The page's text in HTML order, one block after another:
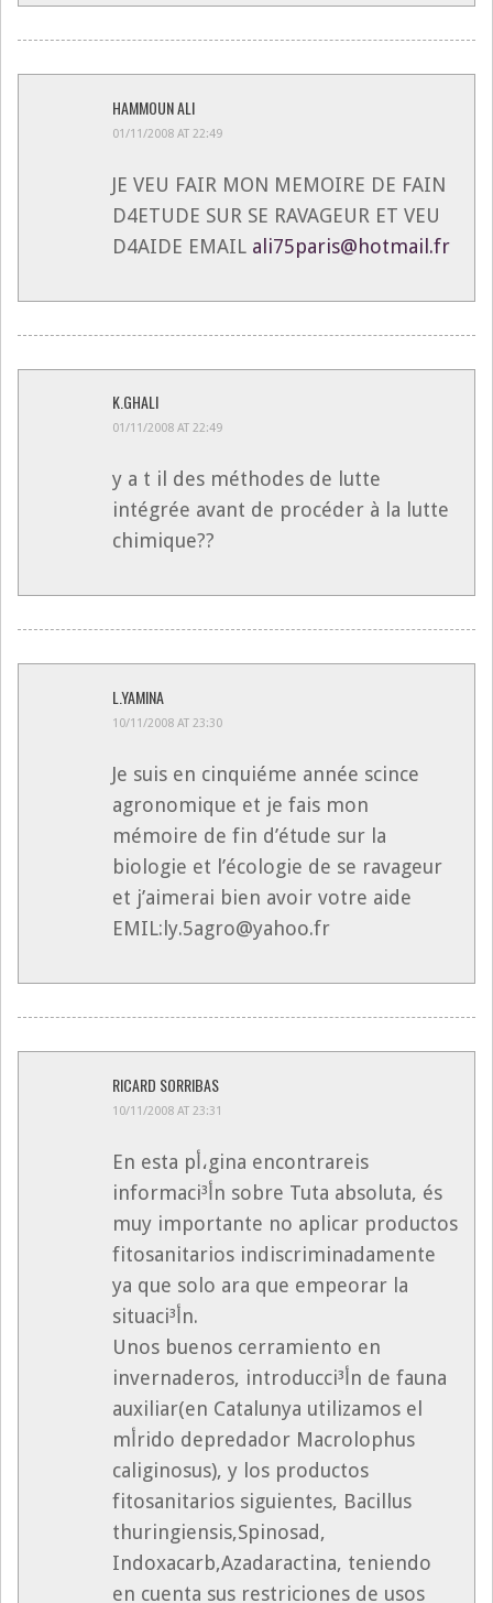
HAMMOUN ALI
01/11/2008 AT 22:49
JE VEU FAIR MON MEMOIRE DE FAIN
D4ETUDE SUR SE RAVAGEUR ET VEU
D4AIDE EMAIL ali75paris@hotmail.fr
K.GHALI
01/11/2008 AT 22:49
y a t il des méthodes de lutte
intégrée avant de procéder à la lutte
chimique??
L.YAMINA
10/11/2008 AT 23:30
Je suis en cinquiéme année scince
agronomique et je fais mon
mémoire de fin d’étude sur la
biologie et l’écologie de se ravageur
et j’aimerai bien avoir votre aide
EMIL:ly.5agro@yahoo.fr
RICARD SORRIBAS
10/11/2008 AT 23:31
En esta pأ،gina encontrareis
informaciأ³n sobre Tuta absoluta, és
muy importante no aplicar productos
fitosanitarios indiscriminadamente
ya que solo ara que empeorar la
situaciأ³n.
Unos buenos cerramiento en
invernaderos, introducciأ³n de fauna
auxiliar(en Catalunya utilizamos el
mأ­rido depredador Macrolophus
caliginosus), y los productos
fitosanitarios siguientes, Bacillus
thuringiensis,Spinosad,
Indoxacarb,Azadaractina, teniendo
en cuenta sus restriciones de usos